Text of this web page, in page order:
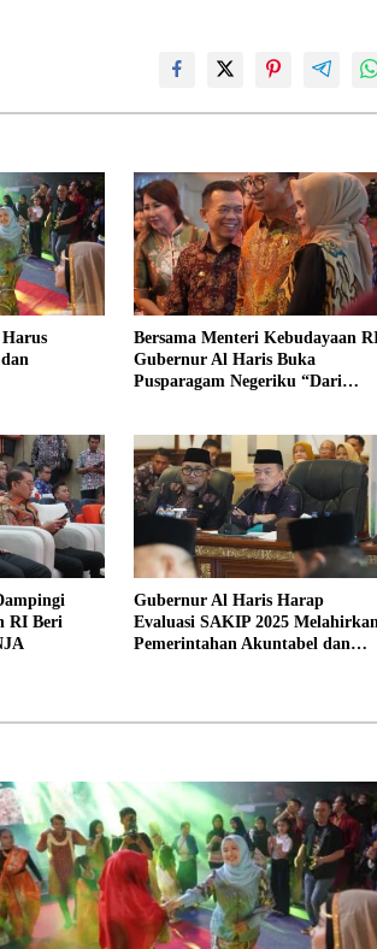
Bersama Menteri Kebudayaan
Gubernur Al Haris Buka
Pusparagam Negeriku “Dari
RI Beri
Gubernur Al Haris Harap
Evaluasi SAKIP 2025 Melahirkan
Pemerintahan Akuntabel dan